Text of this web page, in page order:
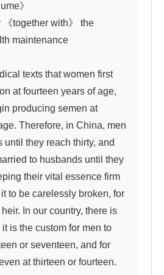
》
together with》 the
maintenance
texts that women first
at fourteen years of age,
producing semen at
Therefore, in China, men
until they reach thirty, and
to husbands until they
their vital essence firm
to be carelessly broken, for
In our country, there is
is the custom for men to
or seventeen, and for
at thirteen or fourteen.